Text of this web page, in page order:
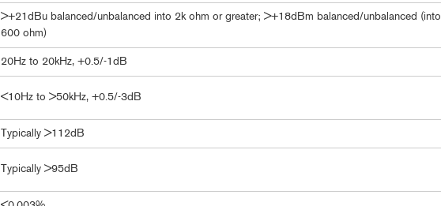
>+21dBu balanced/unbalanced into 2k ohm or greater; >+18dBm balanced/unbalanced (into
600 ohm)
20Hz to 20kHz, +0.5/-1dB
<10Hz to >50kHz, +0.5/-3dB
Typically >112dB
Typically >95dB